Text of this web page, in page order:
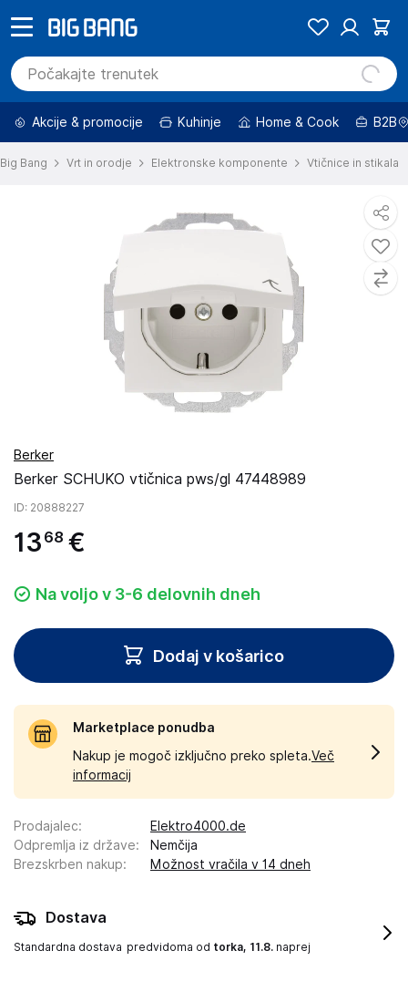
Akcije & promocije Kuhinje Home & Cook B2B
Big Bang Vrt in orodje Elektronske komponente Vtičnice in stikala
Berker
Berker SCHUKO vtičnica pws/gl 47448989
ID: 20888227
13 68 €
Na voljo v 3-6 delovnih dneh
Dodaj v košarico
Marketplace ponudba
Nakup je mogoč izključno preko spleta.Več
informacij
Prodajalec:
Elektro4000.de
Odpremlja iz države:
Nemčija
Brezskrben nakup: Možnost vračila v 14 dneh
Dostava
Standardna dostava predvidoma od torka, 11.8. naprej